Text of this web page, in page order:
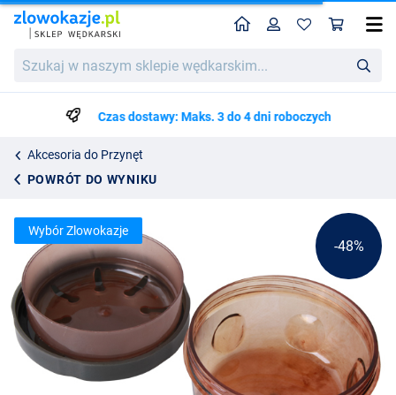
w
wędkarskim...
HomeProfil
Czas dostawy: Maks. 3 do 4 dni roboczych
Akcesoria do Przynęt
POWRÓT DO WYNIKU
Ultimate Boilie Bait Flavor Dipper
27.95
14.75
-48%
Wybór Zlowokazje